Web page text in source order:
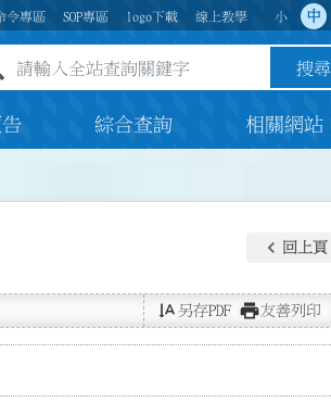
令專區 SOP專區 logo下載 線上教學 小 中
全站查詢關鍵字欄位 搜尋
綜合查詢 相關網站
keyboard_arrow_left 回上頁
text_rotate_vertical 另存PDF print友善列印